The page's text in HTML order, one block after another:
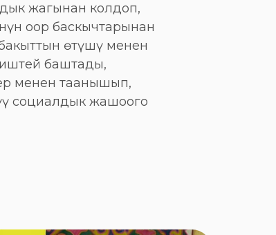
жагынан колдоп,
оор баскычтарынан
өтүшү менен
баштады,
менен таанышып,
социалдык жашоого